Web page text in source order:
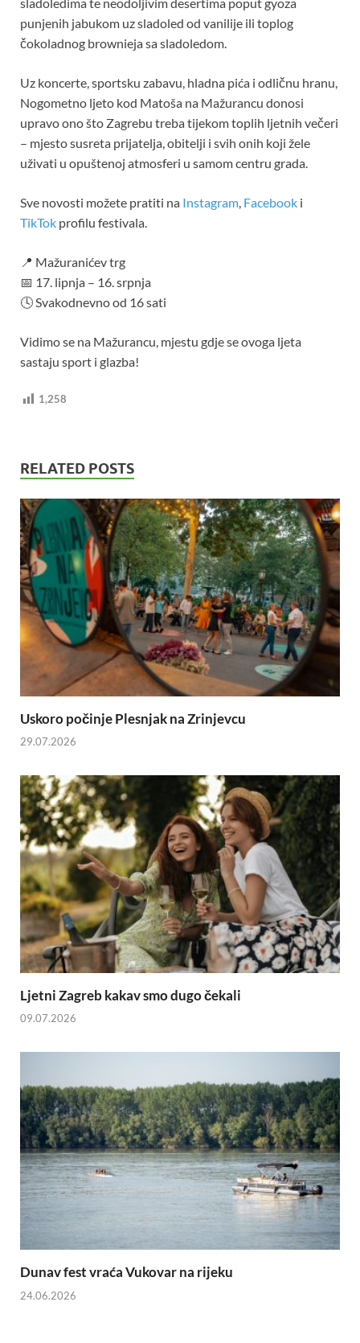
punjenih jabukom uz sladoled od vanilije ili toplog
čokoladnog brownieja sa sladoledom.
Uz koncerte, sportsku zabavu, hladna pića i odličnu hranu,
Nogometno ljeto kod Matoša na Mažurancu donosi
upravo ono što Zagrebu treba tijekom toplih ljetnih večeri
– mjesto susreta prijatelja, obitelji i svih onih koji žele
uživati u opuštenoj atmosferi u samom centru grada.
Sve novosti možete pratiti na Instagram, Facebook i
TikTok profilu festivala.
📍 Mažuranićev trg
📅 17. lipnja – 16. srpnja
🕓 Svakodnevno od 16 sati
Vidimo se na Mažurancu, mjestu gdje se ovoga ljeta
sastaju sport i glazba!
1,258
RELATED POSTS
Uskoro počinje Plesnjak na Zrinjevcu
29.07.2026
Ljetni Zagreb kakav smo dugo čekali
09.07.2026
Dunav fest vraća Vukovar na rijeku
24.06.2026